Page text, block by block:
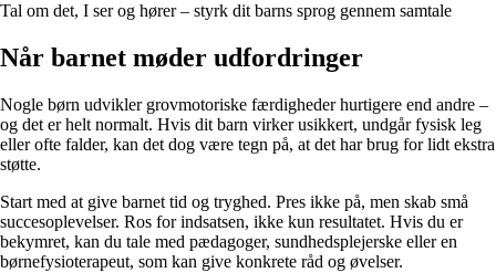
Tal om det, I ser og hører – styrk dit barns sprog gennem samtale
Når barnet møder udfordringer
Nogle børn udvikler grovmotoriske færdigheder hurtigere end andre –
og det er helt normalt. Hvis dit barn virker usikkert, undgår fysisk leg
eller ofte falder, kan det dog være tegn på, at det har brug for lidt ekstra
støtte.
Start med at give barnet tid og tryghed. Pres ikke på, men skab små
succesoplevelser. Ros for indsatsen, ikke kun resultatet. Hvis du er
bekymret, kan du tale med pædagoger, sundhedsplejerske eller en
børnefysioterapeut, som kan give konkrete råd og øvelser.